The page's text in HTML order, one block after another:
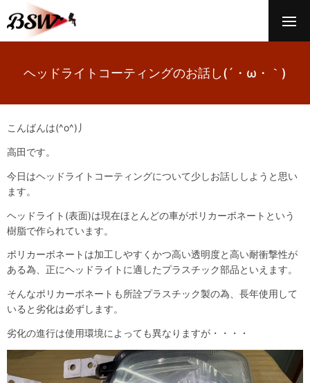
ヘッドライトコーティングのお話し(´・ω・｀)
こんばんは(^o^)丿
高田です。
今日はヘッドライトコーティングについて少しお話ししようと思い
ます。
ヘッドライト(表面)は現在ほとんどの車がポリカーボネートという
樹脂で作られています。
ポリカーボネートは加工しやすくかつ高い透明度と高い耐衝撃性が
ある為、正にヘッドライトに適したプラスチック部品といえます。
そんなポリカーボネートも所詮プラスチック製の為、長年使用して
いると劣化は必ずします。
劣化の進行は使用環境によっても異なりますが・・・・